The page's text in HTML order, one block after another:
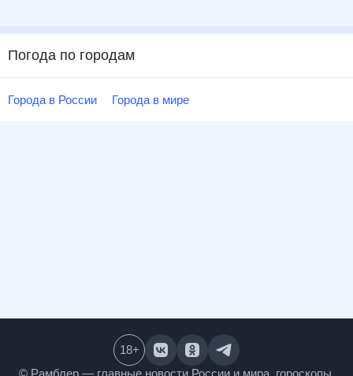
Погода по городам
Города в России Города в мире
18+